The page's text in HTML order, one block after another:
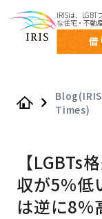
IRISは、LGBT
な住宅・不動
Blog(IRIS
Times)
【LGBTs
収が5%低
は逆に8%